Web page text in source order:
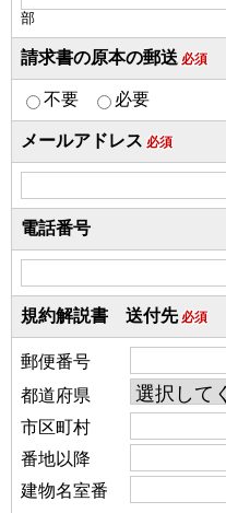
部
請求書の原本の郵送 必須
不要 必要
メールアドレス 必須
電話番号
規約解説書 送付先 必須
郵便番号
都道府県
市区町村
番地以降
建物名室番